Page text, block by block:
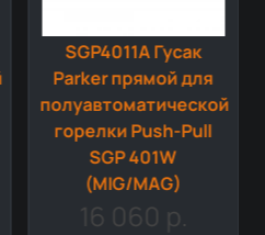
SGP4011A Гусак
Parker прямой для
полуавтоматической
горелки Push-Pull
SGP 401W
(MIG/MAG)
16 060 р.